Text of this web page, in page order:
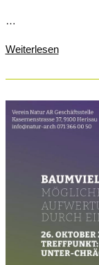
…
Weiterlesen